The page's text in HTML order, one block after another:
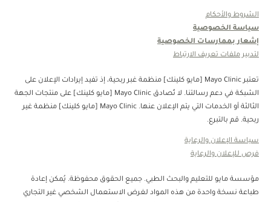
الشروط والأحكام
سياسة الخصوصية
إشعار بممارسات الخصوصية
لتدبير ملفات تعريف الارتباط
تعتبر Mayo Clinic [مايو كلينك] منظمة غبر ربحية، إذ تفيد إيرادات الإعلان على
الشبكة في دعم رسالتنا. لا تُصادق Mayo Clinic [مايو كلينك] على منتجات الجهة
الثالثة أو الخدمات التي يتم الإعلان عنها. Mayo Clinic [مايو كلينك] منظمة غير
ربحية. قم بالتبرع.
سياسة الإعلان والرعاية
فرص للإعلان والرعاية
مؤسسة مايو للتعليم والبحث الطبي. جميع الحقوق محفوظة. يُمكن إعادة
طباعة نسخة واحدة من هذه المواد لغرض الاستعمال الشخصي غير التجاري